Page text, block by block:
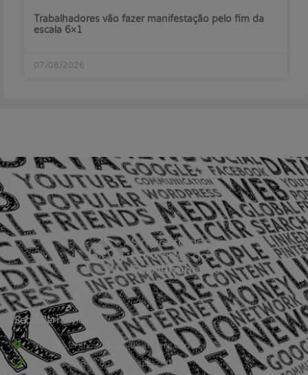
Trabalhadores vão fazer manifestação pelo fim da
escala 6×1
07/08/2026
Sede Barra Mansa
Rua Rio Branco, nº107 (2º andar), Centro - Cep: 27.330-030
(24) 3323-2848 ou (24) 3323-2500